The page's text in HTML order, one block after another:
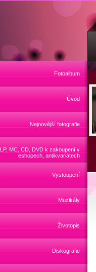
Fotoalbum
Úvod
Nejnovější fotografie
LP, MC, CD, DVD k zakoupení v
eshopech, antikvariátech
Vystoupení
Muzikály
Životopis
Diskografie